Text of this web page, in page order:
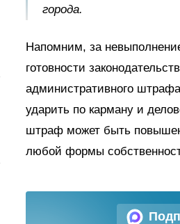
города.
Напомним, за
готовности
административного
ударить по карману и
штраф может быть
любой формы